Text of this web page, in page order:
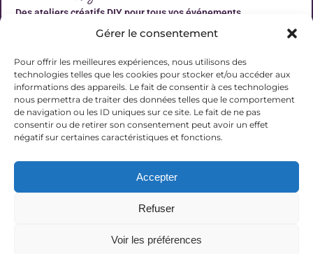
Gérer le consentement
Pour offrir les meilleures expériences, nous utilisons des
technologies telles que les cookies pour stocker et/ou accéder aux
informations des appareils. Le fait de consentir à ces technologies
nous permettra de traiter des données telles que le comportement
de navigation ou les ID uniques sur ce site. Le fait de ne pas
consentir ou de retirer son consentement peut avoir un effet
négatif sur certaines caractéristiques et fonctions.
Accepter
Refuser
Voir les préférences
Des ateliers créatifs DIY pour tous vos événements
Liens utiles
Contact
06 31 19 51 92
contact@lalucarnecreative.fr
77700 Magny le Hongre